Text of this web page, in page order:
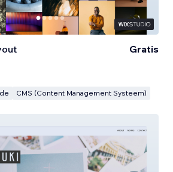
Gratis
CMS (Content Management Systeem)